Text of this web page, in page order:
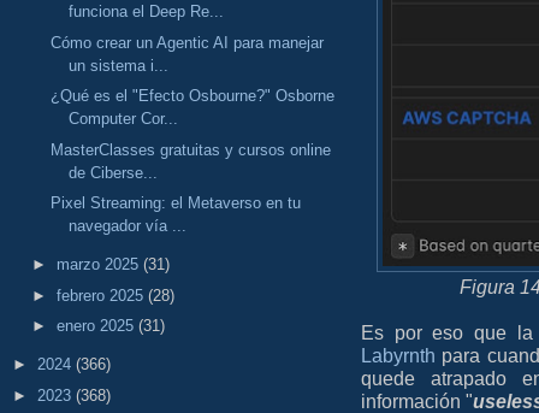
funciona el Deep Re...
Cómo crear un Agentic AI para manejar
un sistema i...
¿Qué es el "Efecto Osbourne?" Osborne
Computer Cor...
MasterClasses gratuitas y cursos online
de Ciberse...
Pixel Streaming: el Metaverso en tu
navegador vía ...
► marzo 2025 (31)
► febrero 2025 (28)
► enero 2025 (31)
► 2024 (366)
► 2023 (368)
Figura
Es por eso que
Labyrnth para
quede atrapado
información "